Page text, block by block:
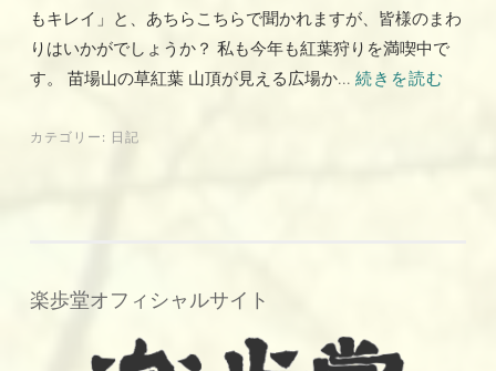
もキレイ」と、あちらこちらで聞かれますが、皆様のまわ
りはいかがでしょうか？ 私も今年も紅葉狩りを満喫中で
す。 苗場山の草紅葉 山頂が見える広場か... 続きを読む
カテゴリー: 日記
楽歩堂オフィシャルサイト